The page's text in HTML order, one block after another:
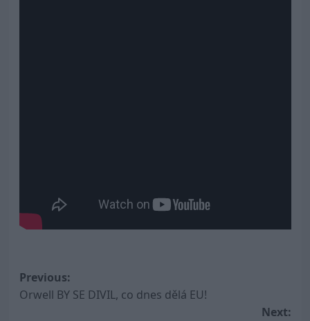
Post
navigation
Previous:
Orwell BY SE DIVIL, co dnes dělá EU!
Next: